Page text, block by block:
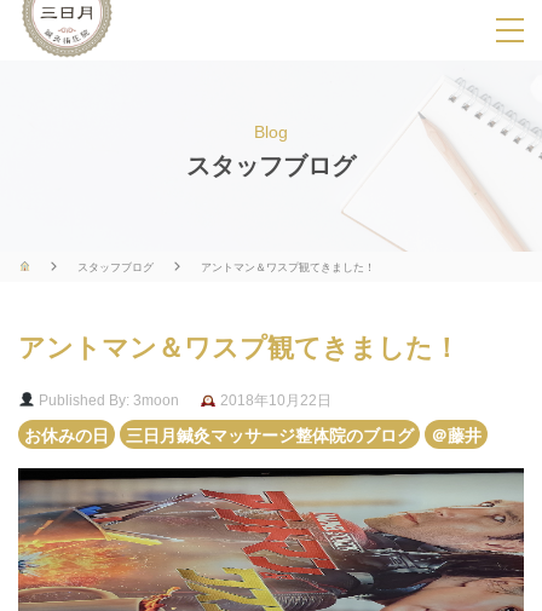
SPメニ
ー
展
用
ボ
Blog
スタッフブログ
スタッフブログ アントマン＆ワスプ観てきました！
アントマン＆ワスプ観てきました！
Published By: 3moon
2018年10月22日
お休みの日
三日月鍼灸マッサージ整体院のブログ ＠藤井